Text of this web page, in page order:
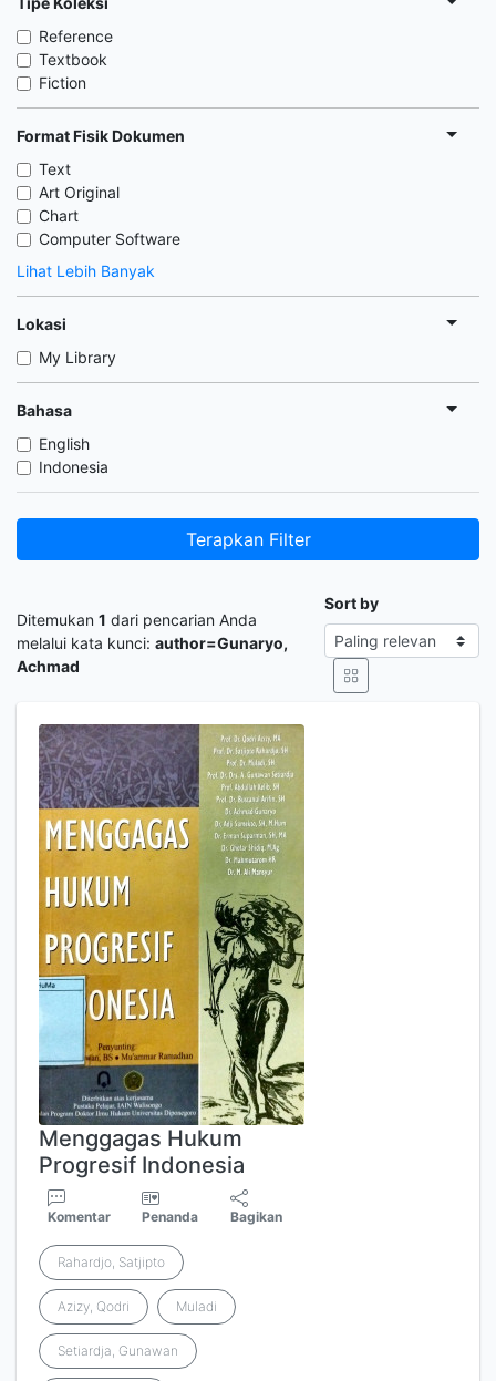
Reference
Textbook
Fiction
Format Fisik Dokumen
Text
Art Original
Chart
Computer Software
Lihat Lebih Banyak
Lokasi
My Library
Bahasa
English
Indonesia
Terapkan Filter
Ditemukan 1 dari pencarian Anda
melalui kata kunci: author=Gunaryo,
Achmad
Sort by
Menggagas Hukum
Progresif Indonesia
Komentar Penanda Bagikan
Rahardjo, Satjipto
Azizy, Qodri Muladi
Setiardja, Gunawan